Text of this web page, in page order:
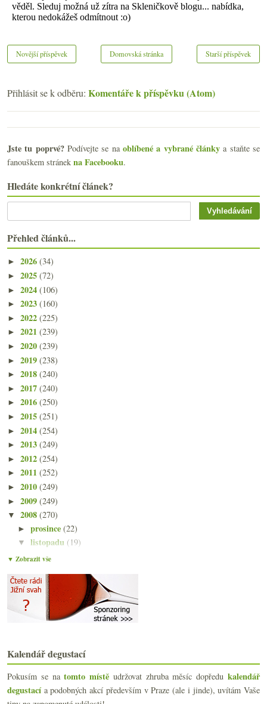
Novější příspěvek Starší příspěvek
Domovská stránka
Přihlásit se k odběru: Komentáře k příspěvku (Atom)
Jste tu poprvé?Podívejte se naoblíbené a vybrané články a staňte se
fanouškem stránek na Facebooku.
Hledáte konkrétní článek?
Přehled článků...
► 2026 (34)
► 2025 (72)
► 2024 (106)
► 2023 (160)
► 2022 (225)
► 2021 (239)
► 2020 (239)
► 2019 (238)
► 2018 (240)
► 2017 (240)
► 2016 (250)
► 2015 (251)
► 2014 (254)
► 2013 (249)
► 2012 (254)
► 2011 (252)
► 2010 (249)
► 2009 (249)
▼ 2008 (270)
►prosince(22)
▼listopadu (19)
Beyerův prachově suchý terroir
Showroom V8, archiv vín a koho vybrat za ČR?
Biodynamické chrámové oblouky Nicolase Jolyho
10 domů, 20 lahví a spousta bublinek
Hodnotím, hodnotíš, blbneme…
Budapešť ne úplně vydařená
Zápis z jednání anonymních alkoholiků
Decanter v ČR podruhé
Mladá vína, jedno velmi potentní
▼ Zobrazit vše
Kalendář degustací
Pokusím se natomto místě udržovat zhruba měsíc dopředukalendář
degustacía podobných akcí především v Praze (ale i jinde), uvítám Vaše